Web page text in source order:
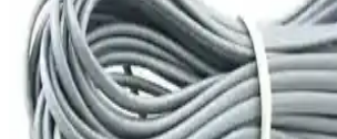
Keenetic Kn-2112-01TR ve Tp-
Modem/Router Karşılaştırması
Keenetic Kn-2112-01TR ve Tp-Link Archer
hız, kapsama alanı ve kullanım kolaylığı gibi
karşılaştırılarak, ihtiyaçlara en uygun